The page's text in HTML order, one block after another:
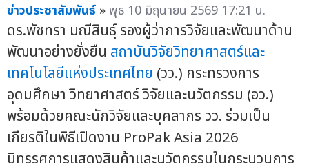
ข่าวประชาสัมพันธ์ »พุธ 10 มิถุนายน 2569 17:21 น.
ดร.พัชทรา มณีสินธุ์ รองผู้ว่าการวิจัยและพัฒนาด้าน
พัฒนาอย่างยั่งยืน สถาบันวิจัยวิทยาศาสตร์และ
เทคโนโลยีแห่งประเทศไทย (วว.) กระทรวงการ
อุดมศึกษา วิทยาศาสตร์ วิจัยและนวัตกรรม (อว.)
พร้อมด้วยคณะนักวิจัยและบุคลากร วว. ร่วมเป็น
เกียรติในพิธีเปิดงาน ProPak Asia 2026